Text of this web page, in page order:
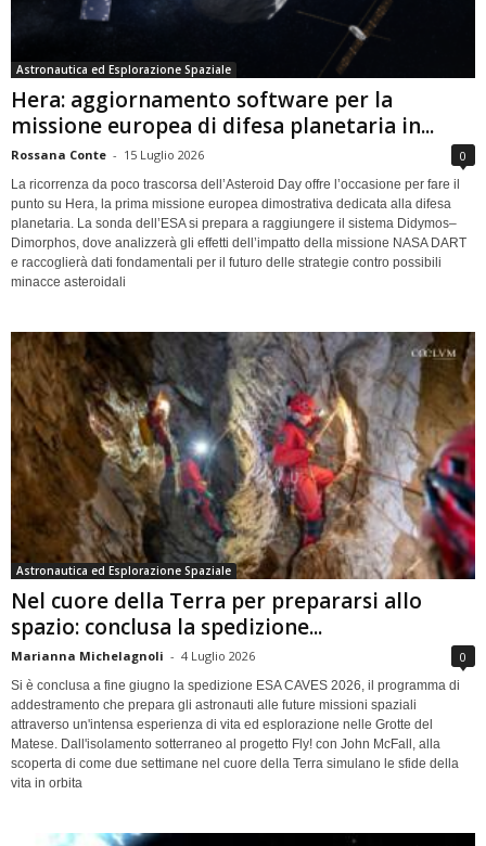
Astronautica ed Esplorazione Spaziale
Hera: aggiornamento software per la
missione europea di difesa planetaria in...
Rossana Conte - 15 Luglio 2026 0
La ricorrenza da poco trascorsa dell’Asteroid Day offre l’occasione per fare il
punto su Hera, la prima missione europea dimostrativa dedicata alla difesa
planetaria. La sonda dell’ESA si prepara a raggiungere il sistema Didymos–
Dimorphos, dove analizzerà gli effetti dell’impatto della missione NASA DART
e raccoglierà dati fondamentali per il futuro delle strategie contro possibili
minacce asteroidali
Astronautica ed Esplorazione Spaziale
Nel cuore della Terra per prepararsi allo
spazio: conclusa la spedizione...
Marianna Michelagnoli - 4 Luglio 2026 0
Si è conclusa a fine giugno la spedizione ESA CAVES 2026, il programma di
addestramento che prepara gli astronauti alle future missioni spaziali
attraverso un'intensa esperienza di vita ed esplorazione nelle Grotte del
Matese. Dall'isolamento sotterraneo al progetto Fly! con John McFall, alla
scoperta di come due settimane nel cuore della Terra simulano le sfide della
vita in orbita